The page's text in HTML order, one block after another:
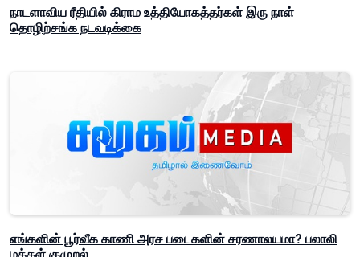
நாடளாவிய ரீதியில் கிராம உத்தியோகத்தர்கள் இரு நாள்
தொழிற்சங்க நடவடிக்கை
எங்களின் பூர்வீக காணி அரச படைகளின் சரணாலயமா? பலாலி